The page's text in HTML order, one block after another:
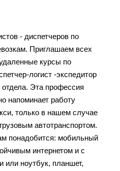
- диспетчеров по
Приглашаем всех
курсы по
логист -экспедитор
отдела. Эта профессия
напоминает работу
только в нашем случае
автотранспортом.
понадобится: мобильный
интернетом и с
или ноутбук, планшет,